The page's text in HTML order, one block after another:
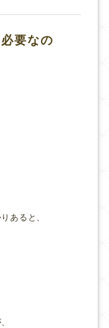
要なの
あると、